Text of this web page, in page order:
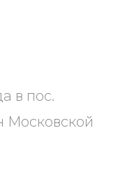
в пос.
Московской